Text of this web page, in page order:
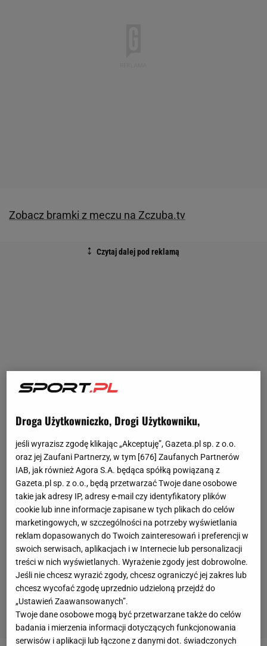
Zobacz bramki z meczu na Zczuba.tv
Droga Użytkowniczko, Drogi Użytkowniku,
jeśli wyrazisz zgodę klikając „Akceptuję”, Gazeta.pl sp. z o.o.
oraz jej Zaufani Partnerzy, w tym [676] Zaufanych Partnerów
IAB, jak również Agora S.A. będąca spółką powiązaną z
Gazeta.pl sp. z o.o., będą przetwarzać Twoje dane osobowe
takie jak adresy IP, adresy e-mail czy identyfikatory plików
cookie lub inne informacje zapisane w tych plikach do celów
marketingowych, w szczególności na potrzeby wyświetlania
reklam dopasowanych do Twoich zainteresowań i preferencji w
swoich serwisach, aplikacjach i w Internecie lub personalizacji
treści w nich wyświetlanych. Wyrażenie zgody jest dobrowolne.
Jeśli nie chcesz wyrazić zgody, chcesz ograniczyć jej zakres lub
chcesz wycofać zgodę uprzednio udzieloną przejdź do
„Ustawień Zaawansowanych”.
Twoje dane osobowe mogą być przetwarzane także do celów
badania i mierzenia informacji dotyczących funkcjonowania
serwisów i aplikacji lub łączone z danymi dot. świadczonych